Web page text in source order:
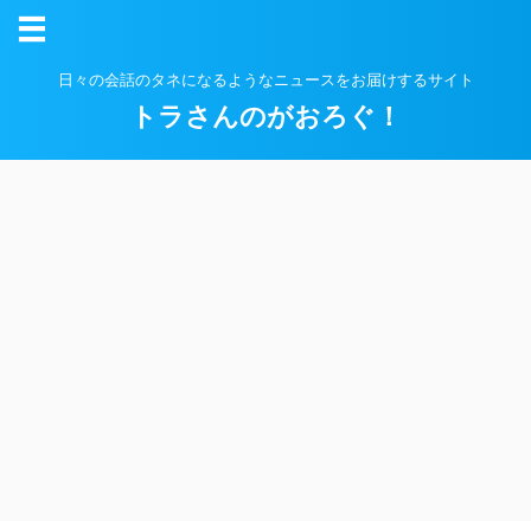
日々の会話のタネになるようなニュースをお届けするサイト
トラさんのがおろぐ！